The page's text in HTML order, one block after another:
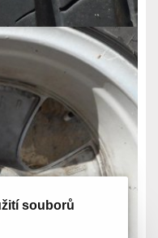
souborů